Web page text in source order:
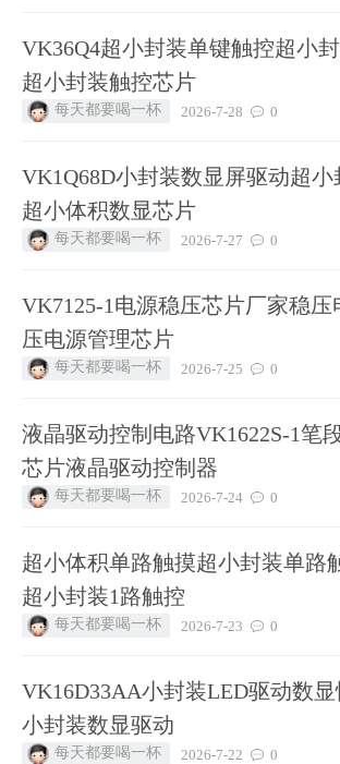
VK36Q4超小封装单键触控超小
超小封装触控芯片
每天都要喝一杯 2026-7-28 0
VK1Q68D小封装数显屏驱动超
超小体积数显芯片
每天都要喝一杯 2026-7-27 0
VK7125-1电源稳压芯片厂家稳压
压电源管理芯片
每天都要喝一杯 2026-7-25 0
液晶驱动控制电路VK1622S-1笔
芯片液晶驱动控制器
每天都要喝一杯 2026-7-24 0
超小体积单路触摸超小封装单路
超小封装1路触控
每天都要喝一杯 2026-7-23 0
VK16D33AA小封装LED驱动数
小封装数显驱动
每天都要喝一杯 2026-7-22 0